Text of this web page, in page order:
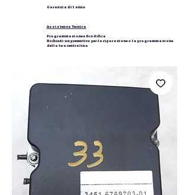
Garanzia di 1 anno
Assistenza Tecnica
Programmazione e Scodifica
Richiedi un preventivo per la riparazione o la programmazione
della tua centralina